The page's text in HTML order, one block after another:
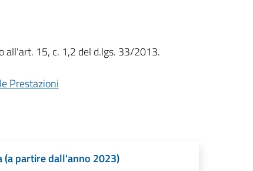
all'art. 15, c. 1,2 del d.lgs. 33/2013.
Prestazioni
(a partire dall'anno 2023)